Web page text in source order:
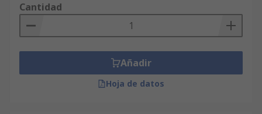
Cantidad
Añadir
Hoja de datos